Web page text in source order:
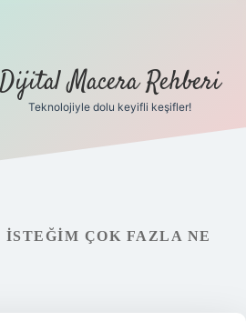
Dijital Macera Rehberi
Teknolojiyle dolu keyifli keşifler!
ISTEĞIM ÇOK FAZLA NE